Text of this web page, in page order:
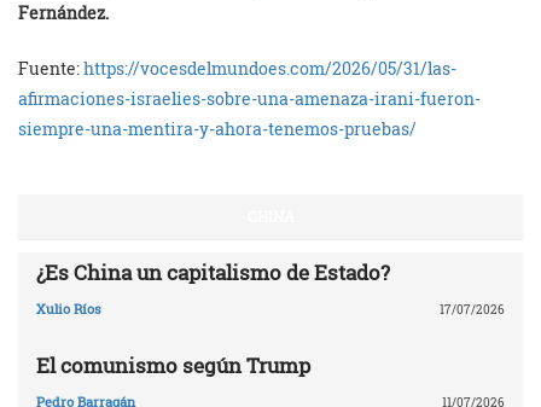
Fernández.
Fuente:https://vocesdelmundoes.com/2026/05/31/las-
afirmaciones-israelies-sobre-una-amenaza-irani-fueron-
siempre-una-mentira-y-ahora-tenemos-pruebas/
¿Es China un capitalismo de Estado?
Xulio Ríos 17/07/2026
El comunismo según Trump
Pedro Barragán 11/07/2026